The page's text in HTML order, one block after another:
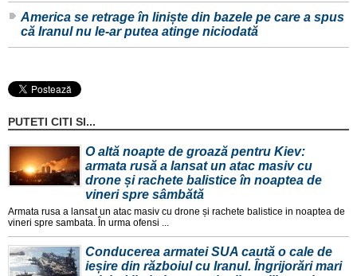
America se retrage în liniște din bazele pe care a spus
că Iranul nu le-ar putea atinge niciodată
PUTETI CITI SI...
O altă noapte de groază pentru Kiev:
armata rusă a lansat un atac masiv cu
drone și rachete balistice în noaptea de
vineri spre sâmbătă
Armata rusa a lansat un atac masiv cu drone și rachete balistice in noaptea de
vineri spre sambata. În urma ofensi ...
Conducerea armatei SUA caută o cale de
ieșire din războiul cu Iranul. Îngrijorări mari